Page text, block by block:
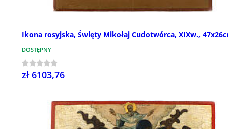
Ikona rosyjska, Święty Mikołaj Cudotwórca, XIXw.,
DOSTĘPNY
zł 6103,76